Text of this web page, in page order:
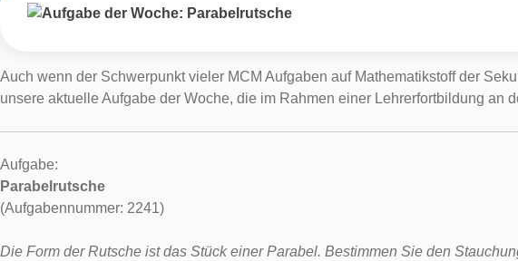
Auch wenn der Schwerpunkt vieler MCM Aufgaben auf Mathematikstoff der
unsere aktuelle Aufgabe der Woche, die im Rahmen einer Lehrerfortbildung an
Aufgabe:
Parabelrutsche
(Aufgabennummer: 2241)
Die Form der Rutsche ist das Stück einer Parabel. Bestimmen Sie den